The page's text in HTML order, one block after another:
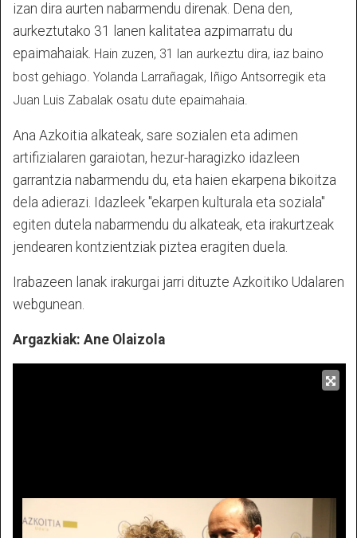
izan dira aurten nabarmendu direnak. Dena den,
aurkeztutako 31 lanen kalitatea azpimarratu du
epaimahaiak. Hain zuzen, 31 lan aurkeztu dira, iaz baino
bost gehiago. Yolanda Larrañagak, Iñigo Antsorregik eta
Juan Luis Zabalak osatu dute epaimahaia.
Ana Azkoitia alkateak, sare sozialen eta adimen
artifizialaren garaiotan, hezur-haragizko idazleen
garrantzia nabarmendu du, eta haien ekarpena bikoitza
dela adierazi. Idazleek "ekarpen kulturala eta soziala"
egiten dutela nabarmendu du alkateak, eta irakurtzeak
jendearen kontzientziak piztea eragiten duela.
Irabazeen lanak irakurgai jarri dituzte Azkoitiko Udalaren
webgunean.
Argazkiak: Ane Olaizola